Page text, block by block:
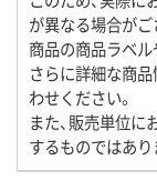
が異なる場合が
商品の商品ラベル
さらに詳細な商
わせください。
また、販売単位に
するものではあり